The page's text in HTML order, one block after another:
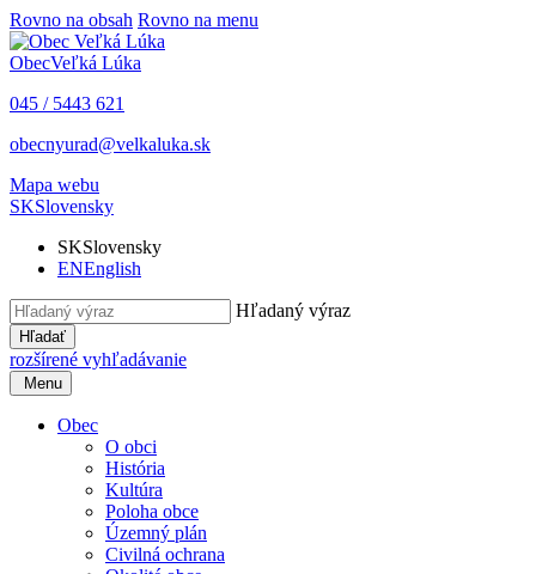
Rovno na obsah Rovno na menu
ObecVeľká Lúka
045 / 5443 621
obecnyurad@velkaluka.sk
Mapa webu
SKSlovensky
SKSlovensky
ENEnglish
Hľadaný výraz
Hľadať
rozšírené vyhľadávanie
Menu
Obec
O obci
História
Kultúra
Poloha obce
Územný plán
Civilná ochrana